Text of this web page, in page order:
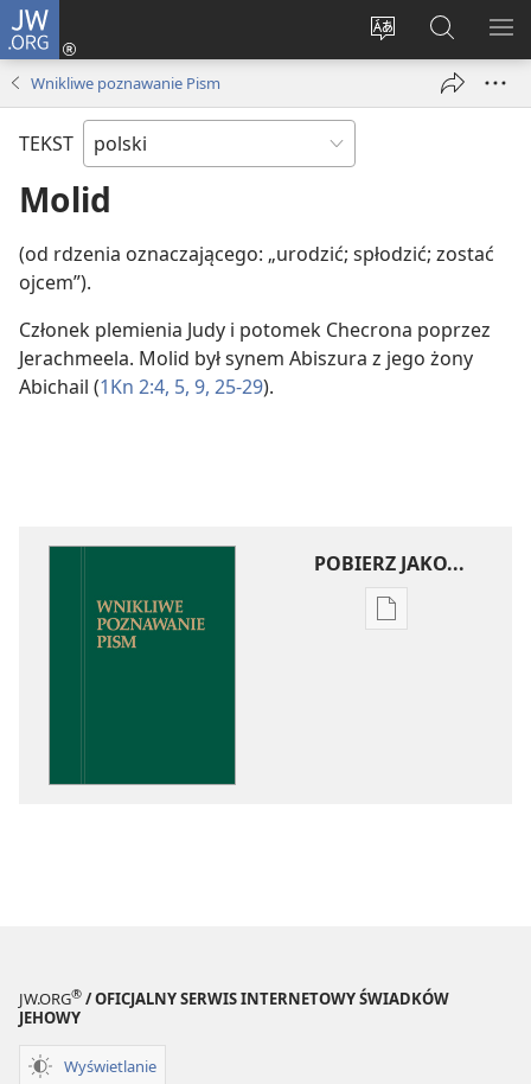
JW.ORG
Wybór
Logowanie
(opens
Szukaj
na
JW.ORG
Wnikliwe poznawanie Pism
TEKST
Molid
(od rdzenia oznaczającego: „urodzić; spłodzić; zostać
ojcem”).
Członek plemienia Judy i potomek Checrona poprzez
Jerachmeela. Molid był synem Abiszura z jego żony
Abichail (1Kn 2:4, 5, 9, 25-29).
POBIERZ JAKO...
Ustawienia
JW.ORG® / OFICJALNY SERWIS INTERNETOWY ŚWIADKÓW
JEHOWY
Wyświetlanie